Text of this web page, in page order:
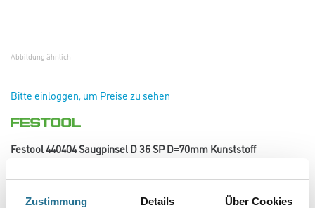
Zustimmung Details Über Cookies
Abbildung ähnlich
Bitte einloggen, um Preise zu sehen
Festool 440404 Saugpinsel D 36 SP D=70mm Kunststoff